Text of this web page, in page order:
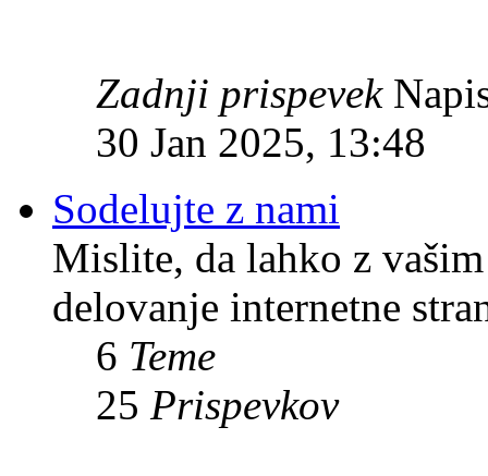
Zadnji prispevek
30 Jan 2025, 13:48
Sodelujte z nami
Mislite, da lahko z
delovanje internetne
6 Teme
25 Prispevkov